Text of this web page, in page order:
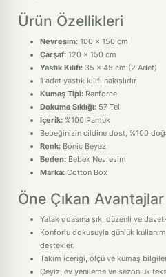
Ürün Özellikleri
Nevresim: 100 x 150 cm
Çarşaf: 120 x 150 cm
Yastık Kılıfı: 35 x 45 cm (2 Adet)
1 adet yastık kılıfı nakışlıdır
Kumaş Tipi: Ranforce
Dokuma Sıklığı: 57 Tel
İçerik: %100 Pamuk
Bebeğinizin cildine dost, %100
Renk: Bonic Beyaz
Beden: Bebek Nevresim
Marka: Cotton Box
Öne Çıkan Avantajlar
Yatak odasına şık, düzenli ve
Konforlu dokusuyla günlük
destekler.
Takım içeriği, ölçü ve kumaş
Çeyiz, ev yenileme ve sezonluk